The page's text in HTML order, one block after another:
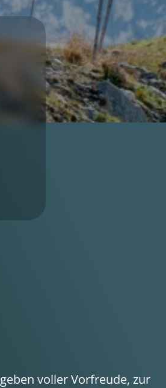
voller Vorfreude, zur